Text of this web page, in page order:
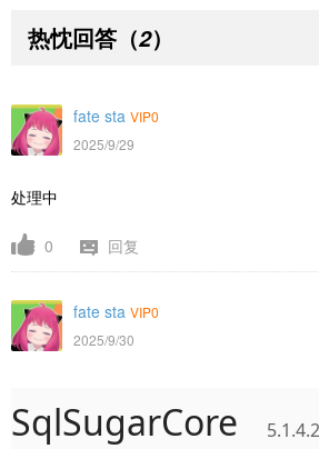
热忱回答 （2）
fate sta VIP0
2025/9/29
处理中
0 回复
fate sta VIP0
2025/9/30
SqlSugarCore